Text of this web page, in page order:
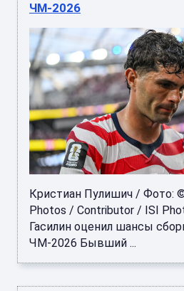
ЧМ‑2026
Кристиан Пулишич / Фото:
Photos / Contributor / ISI
Гасилин оценил шансы
ЧМ‑2026 Бывший ...